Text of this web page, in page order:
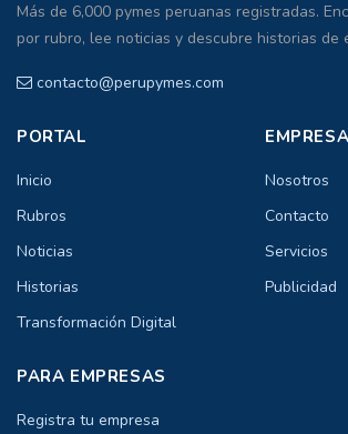
Más de 6,000 pymes peruanas registradas.
por rubro, lee noticias y descubre historias de
contacto@perupymes.com
PORTAL
Inicio
Rubros
Noticias
Historias
Transformación Digital
EMPRESA
Nosotros
Contacto
Servicios
Publicidad
PARA EMPRESAS
Registra tu empresa